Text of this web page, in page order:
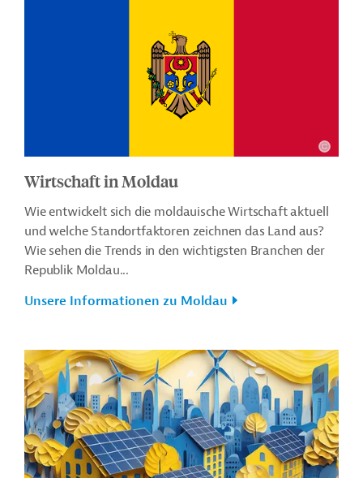
Wirtschaft in Moldau
Wie entwickelt sich die moldauische Wirtschaft aktuell
und welche Standortfaktoren zeichnen das Land aus?
Wie sehen die Trends in den wichtigsten Branchen der
Republik Moldau...
Unsere Informationen zu Moldau